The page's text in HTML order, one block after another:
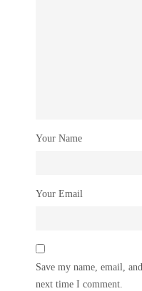
Your Name
Your Email
Save my name, email,
next time I comment.